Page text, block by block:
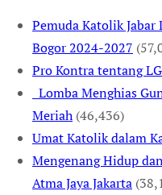
Pemuda Katolik Jabar
Bogor 2024-2027
Pro Kontra tentang
Lomba Menghias
Meriah (46,436)
Umat Katolik dalam
Mengenang Hidup
Atma Jaya Jakarta